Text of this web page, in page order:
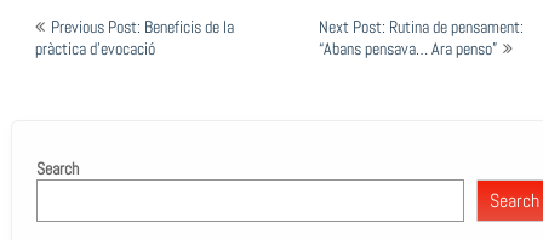
Post
navigation
Previous Post: Beneficis de la
pràctica d’evocació
Next Post: Rutina de pensament:
“Abans pensava… Ara penso”
Search
Search